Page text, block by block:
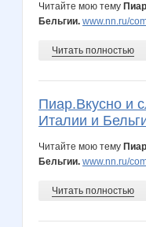
Читайте мою тему
Бельгии. www.nn.ru/
Читать полностью
Пиар.Вкусно и
Италии и
Читайте мою тему
Бельгии. www.nn.ru/
Читать полностью